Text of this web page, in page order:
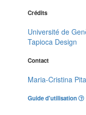
Crédits
Université de
Tapioca Design
Contact
Maria-Cristina
Guide d'utilisation